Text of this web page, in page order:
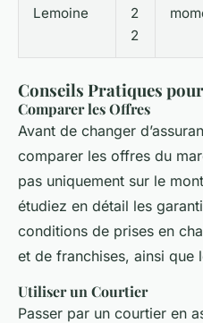
Lemoine
2
2
Conseils Pratiques
Comparer les Offres
Avant de changer
comparer les offres du
pas uniquement sur le
étudiez en détail les
conditions de prises en
et de franchises, ainsi que
Utiliser un Courtier
Passer par un courtier en